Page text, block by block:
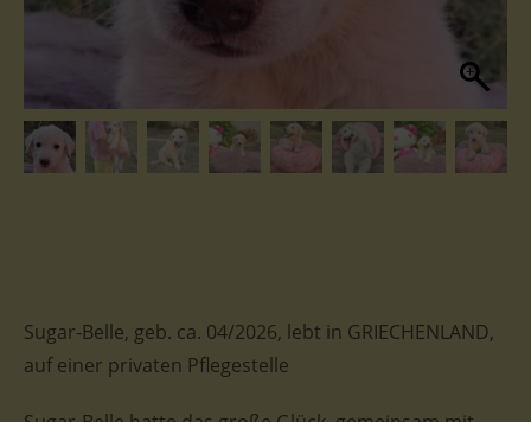
Sugar-Belle, geb. ca. 04/2026, lebt in GRIECHENLAND,
auf einer privaten Pflegestelle